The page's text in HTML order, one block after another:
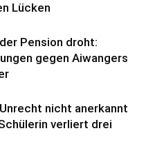
Lücken
Pension droht:
gegen Aiwangers
nicht anerkannt
verliert drei